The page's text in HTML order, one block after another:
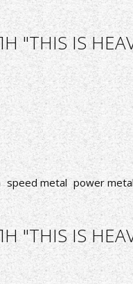
IS
speed metal power metal
IS